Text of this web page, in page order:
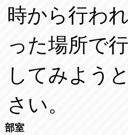
時から行わ
った場所で
してみよう
さい。
部室